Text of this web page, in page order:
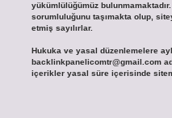
yükümlülüğümüz
sorumluluğunu taşımakta olup,
etmiş sayılırlar.
Hukuka ve yasal düzenlemelere
backlinkpanelicomtr@gmail.com
içerikler yasal süre içerisinde